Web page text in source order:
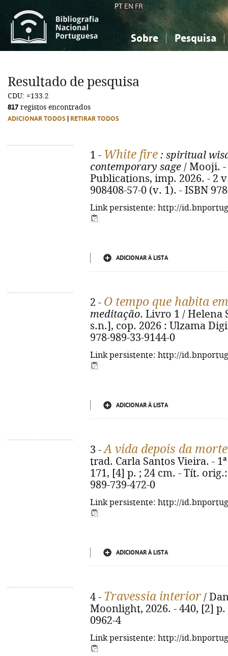
PT EN FR
Sobre Pesquisa
Ciências sociais...
Ciências sociais...
Resultado de pesquisa
CDU: =133.2
817 registos encontrados
ADICIONAR TODOS RETIRAR TODOS
1 - White fire : spiritual
contemporary sage / Mooji.
Publications, imp. 2026. - 2
908408-57-0 (v. 1). - ISBN
Link persistente: http://
ADICIONAR À LISTA
2 - O tempo que habita
meditação. Livro 1 / Helena
s.n.], cop. 2026 : Ulzama
978-989-33-9144-0
Link persistente: http://
ADICIONAR À LISTA
3 -A vida depois da morte
trad. Carla Santos Vieira. -
171, [4] p. ; 24 cm. - Tít.
989-739-472-0
Link persistente: http://
ADICIONAR À LISTA
4 - Travessia interior /
Moonlight, 2026. - 440, [2] p.
0962-4
Link persistente: http://